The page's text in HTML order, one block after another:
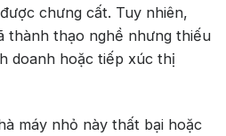
chưng cất. Tuy nhiên,
thành thạo nghề nhưng thiếu
doanh hoặc tiếp xúc thị
máy nhỏ này thất bại hoặc